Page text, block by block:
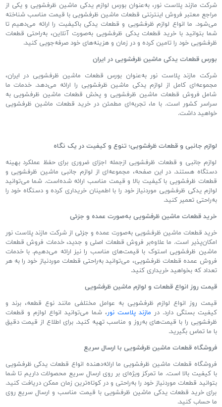
شرکت مازند پلاست نور، بهعنوان بورس لوازم یدکی ماشین ظرفشویی و یکی از
مراجع معتبر فروش اینترنتی قطعات ماشین ظرفشویی با قیمت مناسب شناخته
میشود. ما انواع لوازم ظرفشویی و قطعات یدکی باکیفیت را ارائه میدهیم تا
شما بتوانید با خرید قطعات یدکی ظرفشویی بهصورت آنلاین، بهراحتی قطعات
ظرفشویی خود را تامین کرده و در زمان و هزینههای خود صرفهجویی کنید.
بورس قطعات یدکی ماشین ظرفشویی در ایران
شرکت مازند پلاست نور بهعنوان بورس قطعات ماشین ظرفشویی در ایران،
مجموعهای کامل از لوازم یدکی ماشین ظرفشویی را ارائه میدهد. خدمات ما
شامل فروش قطعات ماشین ظرفشویی و پخش قطعات ماشین ظرفشویی به
سراسر کشور است.با ما، تجربهای مطمئن در خرید قطعات ماشین ظرفشویی
خواهید داشت.
لوازم جانبی و قطعات ظرفشویی؛ تنوع و کیفیت در یک نگاه
لوازم جانبی و قطعات ظرفشویی ازجمله اجزای ضروری برای حفظ عملکرد بهینه
دستگاه هستند. در این صفحه، مجموعهای از لوازم جانبی ماشین ظرفشویی و
قطعات ظرفشویی با کیفیت بالا و قیمت مناسب ارائه شدهاست. شما میتوانید
لوازم یدکی ظرفشویی موردنیاز خود را با اطمینان خریداری کرده و دستگاه خود را
بهراحتی تعمیر کنید.
خرید قطعات ماشین ظرفشویی بهصورت عمده و جزئی
خرید قطعات ماشین ظرفشویی بهصورت عمده و جزئی از شرکت مازند پلاست نور
امکانپذیر است. ما علاوهبر فروش قطعات اصلی و جدید، خدمات فروش قطعات
ماشین ظرفشویی استوک با قیمتهای مناسب را نیز ارائه میدهیم.با خدمات
فروش عمده قطعات ظرفشویی، میتوانید بهراحتی قطعات موردنیاز خود را به هر
تعداد که بخواهید خریداری کنید.
قیمت روز انواع قطعات و لوازم ماشین ظرفشویی
قیمت روز انواع لوازم ظرفشویی به عوامل مختلفی مانند نوع قطعه، برند و
کیفیت بستگی دارد.در مازند پلاست نور، شما میتوانید انواع لوازم و قطعات
ظرفشویی را با قیمتهای بهروز و مناسب تهیه کنید. برای اطلاع از قیمت دقیق
با ما تماس بگیرید.
فروشگاه قطعات ماشین ظرفشویی با ارسال سریع
فروشگاه قطعات ماشین ظرفشویی ما ارائهدهنده انواع قطعات یدکی ظرفشویی
با کیفیت بالا است. ما تمرکز ویژهای بر روی ارسال سریع محصولات داریم تا شما
بتوانید قطعات موردنیاز خود را بهراحتی و در کوتاهترین زمان ممکن دریافت کنید.
برای خرید قطعات یدکی ماشین ظرفشویی با قیمت مناسب و ارسال سریع روی
ما حساب کنید.